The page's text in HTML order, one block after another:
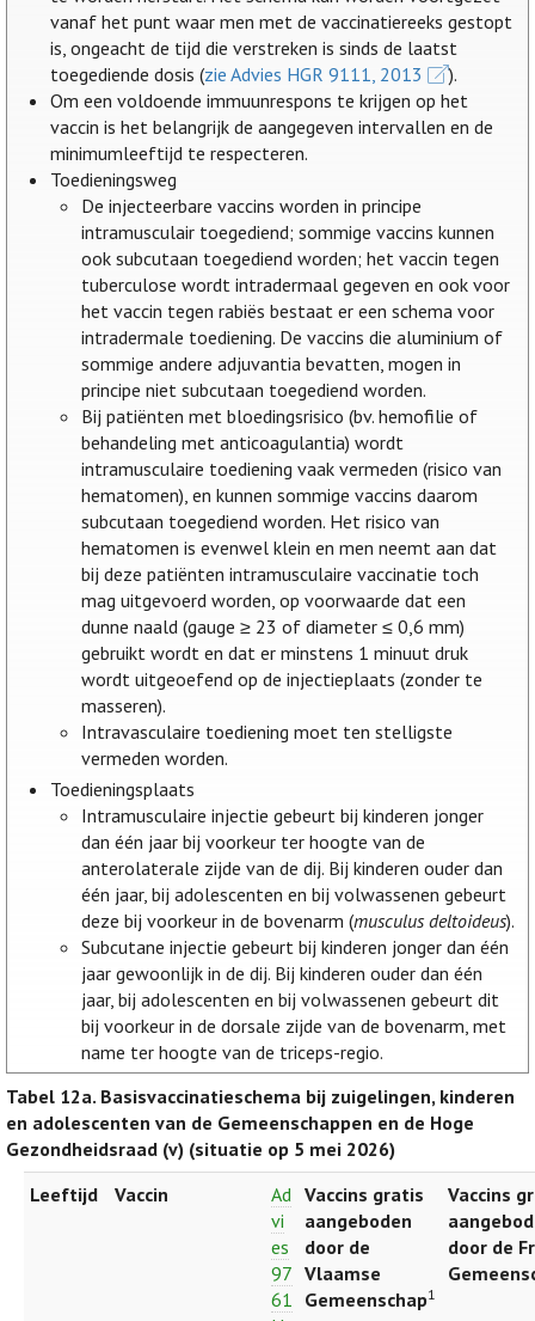
vanaf het punt waar men met de vaccinatiereeks gestopt
is, ongeacht de tijd die verstreken is sinds de laatst
toegediende dosis (zie Advies HGR 9111, 2013
).
Om een voldoende immuunrespons te krijgen op het
vaccin is het belangrijk de aangegeven intervallen en de
minimumleeftijd te respecteren.
Toedieningsweg
De injecteerbare vaccins worden in principe
intramusculair toegediend; sommige vaccins kunnen
ook subcutaan toegediend worden; het vaccin tegen
tuberculose wordt intradermaal gegeven en ook voor
het vaccin tegen rabiës bestaat er een schema voor
intradermale toediening. De vaccins die aluminium of
sommige andere adjuvantia bevatten, mogen in
principe niet subcutaan toegediend worden.
Bij patiënten met bloedingsrisico (bv. hemofilie of
behandeling met anticoagulantia) wordt
intramusculaire toediening vaak vermeden (risico van
hematomen), en kunnen sommige vaccins daarom
subcutaan toegediend worden. Het risico van
hematomen is evenwel klein en men neemt aan dat
bij deze patiënten intramusculaire vaccinatie toch
mag uitgevoerd worden, op voorwaarde dat een
dunne naald (gauge ≥ 23 of diameter ≤ 0,6 mm)
gebruikt wordt en dat er minstens 1 minuut druk
wordt uitgeoefend op de injectieplaats (zonder te
masseren).
Intravasculaire toediening moet ten stelligste
vermeden worden.
Toedieningsplaats
Intramusculaire injectie gebeurt bij kinderen jonger
dan één jaar bij voorkeur ter hoogte van de
anterolaterale zijde van de dij. Bij kinderen ouder dan
één jaar, bij adolescenten en bij volwassenen gebeurt
deze bij voorkeur in de bovenarm (musculus deltoideus).
Subcutane injectie gebeurt bij kinderen jonger dan één
jaar gewoonlijk in de dij. Bij kinderen ouder dan één
jaar, bij adolescenten en bij volwassenen gebeurt dit
bij voorkeur in de dorsale zijde van de bovenarm, met
name ter hoogte van de triceps-regio.
Tabel 12a. Basisvaccinatieschema bij zuigelingen, kinderen
en adolescenten van de Gemeenschappen en de Hoge
Gezondheidsraad (v) (situatie op 5 mei 2026)
Leeftijd
Vaccin
Ad
vi
es
97
61
Vaccins gratis
aangeboden
door de
Vlaamse
Gemeenschap1
Vaccins
door de